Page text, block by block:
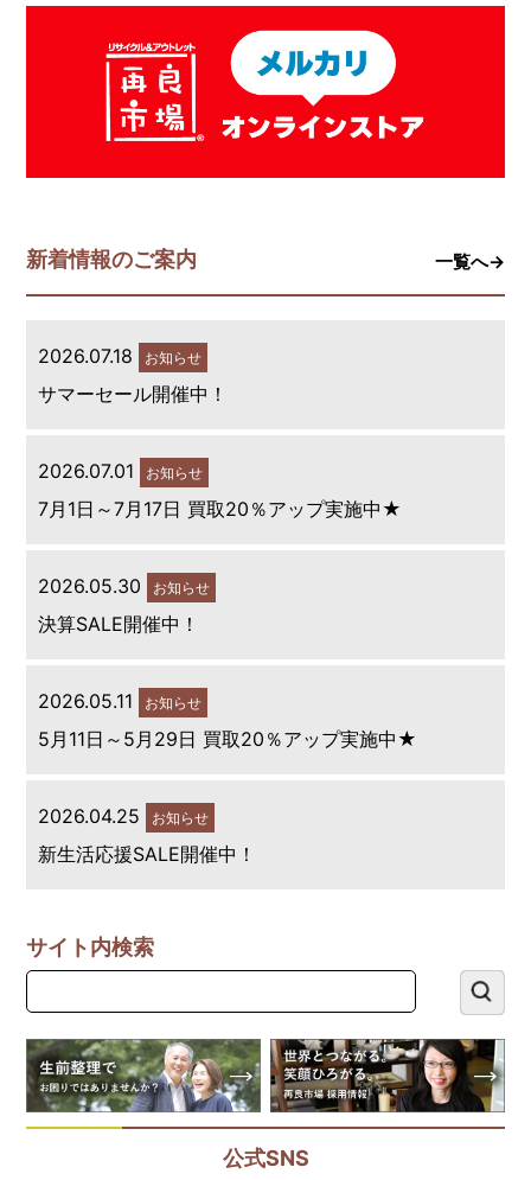
新着情報のご案内 一覧へ→
2026.07.18 お知らせ
サマーセール開催中！
2026.07.01 お知らせ
7月1日～7月17日 買取20％アップ実施中★
2026.05.30 お知らせ
決算SALE開催中！
2026.05.11 お知らせ
5月11日～5月29日 買取20％アップ実施中★
2026.04.25 お知らせ
新生活応援SALE開催中！
サイト内検索
公式SNS